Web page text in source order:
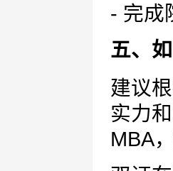
- 完成
五、
建议
实力
MBA